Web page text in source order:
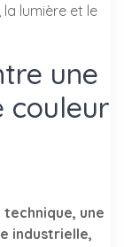
la lumière et le
une
couleur
une
industrielle,